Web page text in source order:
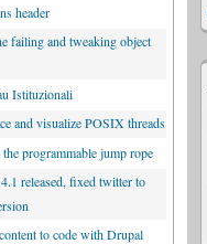
header
failing and tweaking object
Istituzionali
and visualize POSIX threads
programmable jump rope
released, fixed twitter to
to code with Drupal